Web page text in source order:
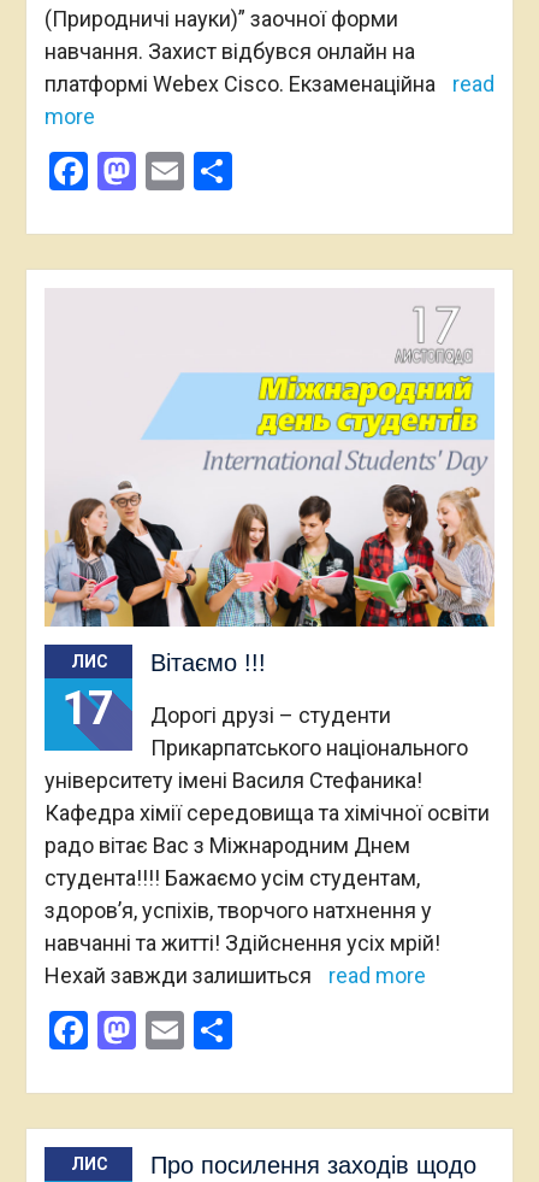
(Природничі науки)” заочної форми
навчання. Захист відбувся онлайн на
платформі Webex Cisco. Екзаменаційна
read
more
Facebook
Mastodon
EmailПоділитися
ЛИС
17
Вітаємо !!!
Дорогі друзі – студенти
Прикарпатського національного
університету імені Василя Стефаника!
Кафедра хімії середовища та хімічної освіти
радо вітає Вас з Міжнародним Днем
студента!!!! Бажаємо усім студентам,
здоров’я, успіхів, творчого натхнення у
навчанні та житті! Здійснення усіх мрій!
Нехай завжди залишиться
read more
Facebook
Mastodon
EmailПоділитися
ЛИС
Про посилення заходів щодо